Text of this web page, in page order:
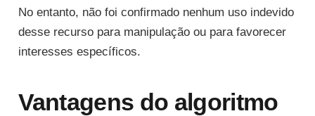
No entanto, não foi confirmado nenhum uso indevido
desse recurso para manipulação ou para favorecer
interesses específicos.
Vantagens do algoritmo